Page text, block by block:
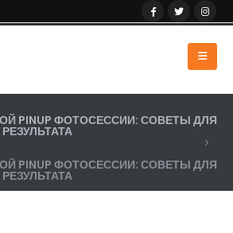
PINUP ФОТОСЕССИИ: СОВЕТЫ ДЛЯ
PINUP ФОТОСЕССИИ: СОВЕТЫ ДЛЯ